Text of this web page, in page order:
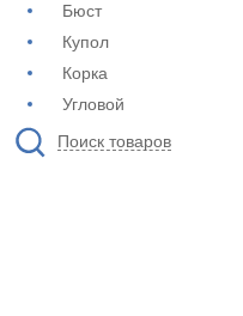
Бюст
Купол
Корка
Угловой
Поиск товаров